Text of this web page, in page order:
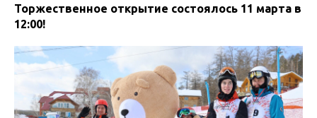
Торжественное открытие состоялось 11 марта в
12:00!